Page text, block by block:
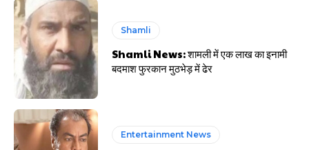
Shamli
Shamli News: शामली में एक लाख का इनामी
बदमाश फुरकान मुठभेड़ में ढेर
Entertainment News